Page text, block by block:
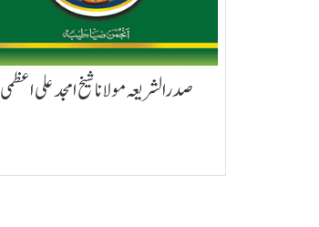
صدرالشریعہ مولانا شیخ امجد علی اعظمی